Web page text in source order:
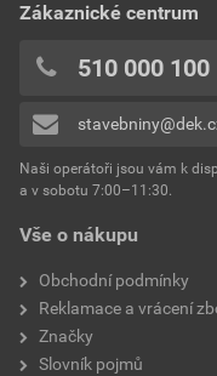
Vše o nákupu
Obchodní podmínky
Reklamace a vrácení
Značky
Slovník pojmů
Zákaznické centrum
510 000 100
Naši operátoři jsou vám k
a v sobotu 7:00–11:30.